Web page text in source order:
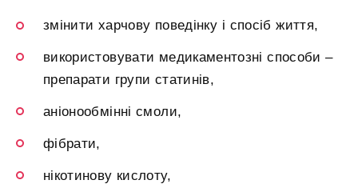
змінити харчову поведінку і спосіб життя,
використовувати медикаментозні способи –
препарати групи статинів,
аніонообмінні смоли,
фібрати,
нікотинову кислоту,